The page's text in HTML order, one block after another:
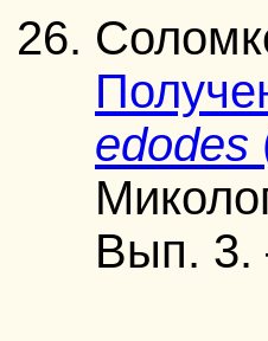
edodes
Вып. 3.